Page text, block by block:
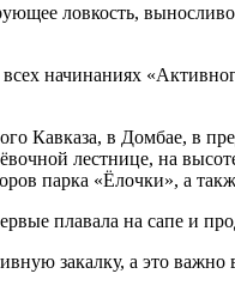
ловкость,
начинаниях
Кавказа, в Домбае, в
лестнице, на
парка «Ёлочки», а
плавала на сапе и
закалку, а это